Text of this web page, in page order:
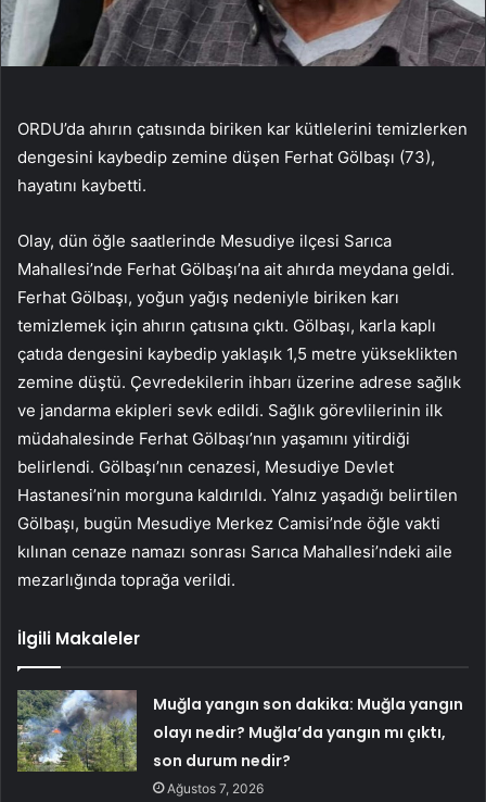
ORDU’da ahırın çatısında biriken kar kütlelerini temizlerken
dengesini kaybedip zemine düşen Ferhat Gölbaşı (73),
hayatını kaybetti.
Olay, dün öğle saatlerinde Mesudiye ilçesi Sarıca
Mahallesi’nde Ferhat Gölbaşı’na ait ahırda meydana geldi.
Ferhat Gölbaşı, yoğun yağış nedeniyle biriken karı
temizlemek için ahırın çatısına çıktı. Gölbaşı, karla kaplı
çatıda dengesini kaybedip yaklaşık 1,5 metre yükseklikten
zemine düştü. Çevredekilerin ihbarı üzerine adrese sağlık
ve jandarma ekipleri sevk edildi. Sağlık görevlilerinin ilk
müdahalesinde Ferhat Gölbaşı’nın yaşamını yitirdiği
belirlendi. Gölbaşı’nın cenazesi, Mesudiye Devlet
Hastanesi’nin morguna kaldırıldı. Yalnız yaşadığı belirtilen
Gölbaşı, bugün Mesudiye Merkez Camisi’nde öğle vakti
kılınan cenaze namazı sonrası Sarıca Mahallesi’ndeki aile
mezarlığında toprağa verildi.
İlgili Makaleler
Muğla yangın son dakika: Muğla yangın
olayı nedir? Muğla’da yangın mı çıktı,
son durum nedir?
Ağustos 7, 2026